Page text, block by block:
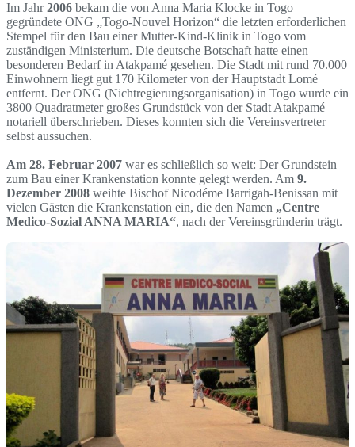
Im Jahr2006 bekam die von Anna Maria Klocke in Togo
gegründete ONG „Togo-Nouvel Horizon“ die letzten erforderlichen
Stempel für den Bau einer Mutter-Kind-Klinik in Togo vom
zuständigen Ministerium. Die deutsche Botschaft hatte einen
besonderen Bedarf in Atakpamé gesehen. Die Stadt mit rund 70.000
Einwohnern liegt gut 170 Kilometer von der Hauptstadt Lomé
entfernt. Der ONG (Nichtregierungsorganisation) in Togo wurde ein
3800 Quadratmeter großes Grundstück von der Stadt Atakpamé
notariell überschrieben. Dieses konnten sich die Vereinsvertreter
selbst aussuchen.
Am 28. Februar 2007 war es schließlich so weit: Der Grundstein
zum Bau einer Krankenstation konnte gelegt werden. Am 9.
Dezember 2008 weihte Bischof Nicodéme Barrigah-Benissan mit
vielen Gästen die Krankenstation ein, die den Namen „Centre
Medico-Sozial ANNA MARIA“, nach der Vereinsgründerin trägt.